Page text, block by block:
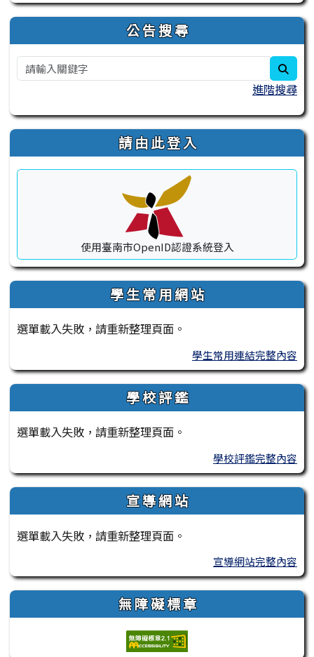
公 告 搜 尋
進階搜尋
請 由 此 登 入
使用臺南市OpenID認證系統登入
學 生 常 用 網 站
選單載入失敗，請重新整理頁面。
學生常用連結完整內容
學 校 評 鑑
選單載入失敗，請重新整理頁面。
學校評鑑完整內容
宣 導 網 站
選單載入失敗，請重新整理頁面。
宣導網站完整內容
無 障 礙 標 章